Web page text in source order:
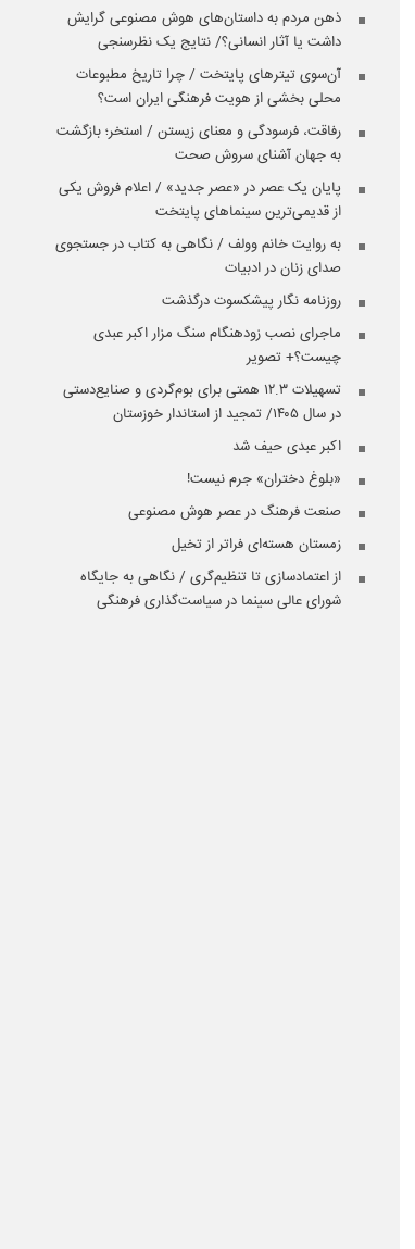
ذهن مردم به داستان‌های هوش مصنوعی گرایش
داشت یا آثار انسانی؟/ نتایج یک نظرسنجی
آن‌سوی تیترهای پایتخت / چرا تاریخ مطبوعات
محلی بخشی از هویت فرهنگی ایران است؟
رفاقت، فرسودگی و معنای زیستن / استخر؛ بازگشت
به جهان آشنای سروش صحت
پایان یک عصر در «عصر جدید» / اعلام فروش یکی
از قدیمی‌ترین سینماهای پایتخت
به روایت خانم وولف / نگاهی به کتاب در جستجوی
صدای زنان در ادبیات
روزنامه نگار پیشکسوت درگذشت
ماجرای نصب زودهنگام سنگ مزار اکبر عبدی
چیست؟+ تصویر
تسهیلات ۱۲.۳ همتی برای بوم‌گردی و صنایع‌دستی
در سال ۱۴۰۵/ تمجید از استاندار خوزستان
اکبر عبدی حیف شد
«بلوغ دختران» جرم نیست!
صنعت فرهنگ در عصر هوش مصنوعی
زمستان هسته‌ای فراتر از تخیل
از اعتمادسازی تا تنظیم‌گری / نگاهی به جایگاه
شورای عالی سینما در سیاست‌گذاری فرهنگی